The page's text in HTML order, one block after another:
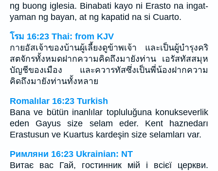
ng buong iglesia. Binabati kayo ni Erasto na ingat-
yaman ng bayan, at ng kapatid na si Cuarto.
โรม 16:23 Thai: from KJV
กายอัสเจ้าของบ้านผู้เลี้ยงดูข้าพเจ้า และเป็นผู้บำรุงคริ
สตจักรทั้งหมดฝากความคิดถึงมายังท่าน เอรัสทัสสมุห
บัญชีของเมือง และควารทัสซึ่งเป็นพี่น้องฝากความ
คิดถึงมายังท่านทั้งหลาย
Romalılar 16:23 Turkish
Bana ve bütün inanlılar topluluğuna konukseverlik
eden Gayus size selam eder. Kent haznedarı
Erastusun ve Kuartus kardeşin size selamları var.
Римляни 16:23 Ukrainian: NT
Витає вас Гай, гостинник мій і всієї церкви.